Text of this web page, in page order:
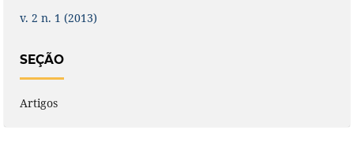
v. 2 n. 1 (2013)
SEÇÃO
Artigos